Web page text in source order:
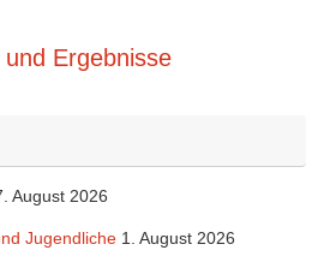
Ergebnisse
August 2026
Jugendliche 1. August 2026